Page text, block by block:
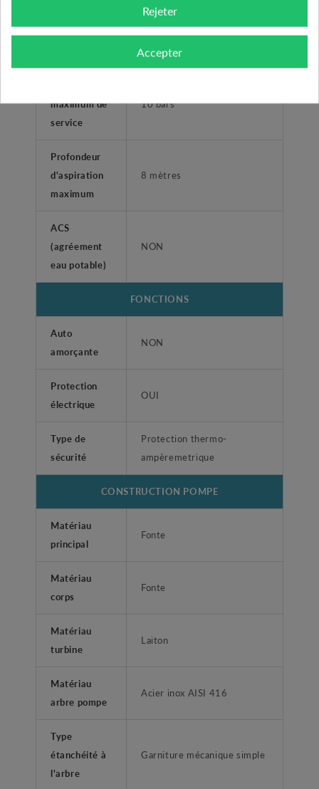
ambiante
-10°C à +50°C
maximum de
service
10 bars
Profondeur
d'aspiration
maximum
8 mètres
ACS
(agréement
eau potable)
NON
FONCTIONS
Auto
amorçante
NON
Protection
électrique
OUI
Type de
sécurité
Protection thermo-
ampèremetrique
CONSTRUCTION POMPE
Matériau
principal
Fonte
Matériau
corps
Fonte
Matériau
turbine
Laiton
Matériau
arbre pompe
Acier inox AISI 416
Type
étanchéité à
l'arbre
Garniture mécanique simple
Rejeter
Accepter